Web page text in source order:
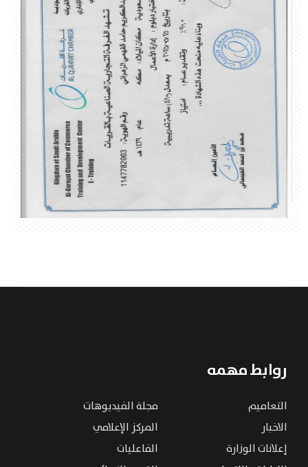
روابط مهمه
التعاميم
مجلة الفيديوهات
الاخبار
المركز الإعلامي
إعلانات الوزارة
الفاعليات